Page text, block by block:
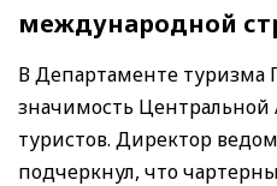
международной
В Департаменте туризма
значимость Центральной
туристов. Директор
подчеркнул, что